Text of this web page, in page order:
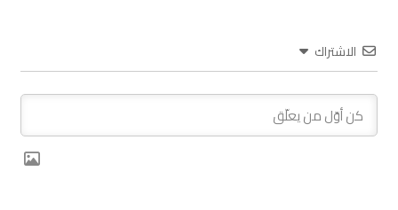
الاشتراك